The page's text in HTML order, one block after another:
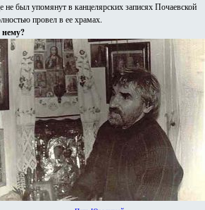
не был упомянут в канцелярских записях Почаевской
провел в ее храмах.